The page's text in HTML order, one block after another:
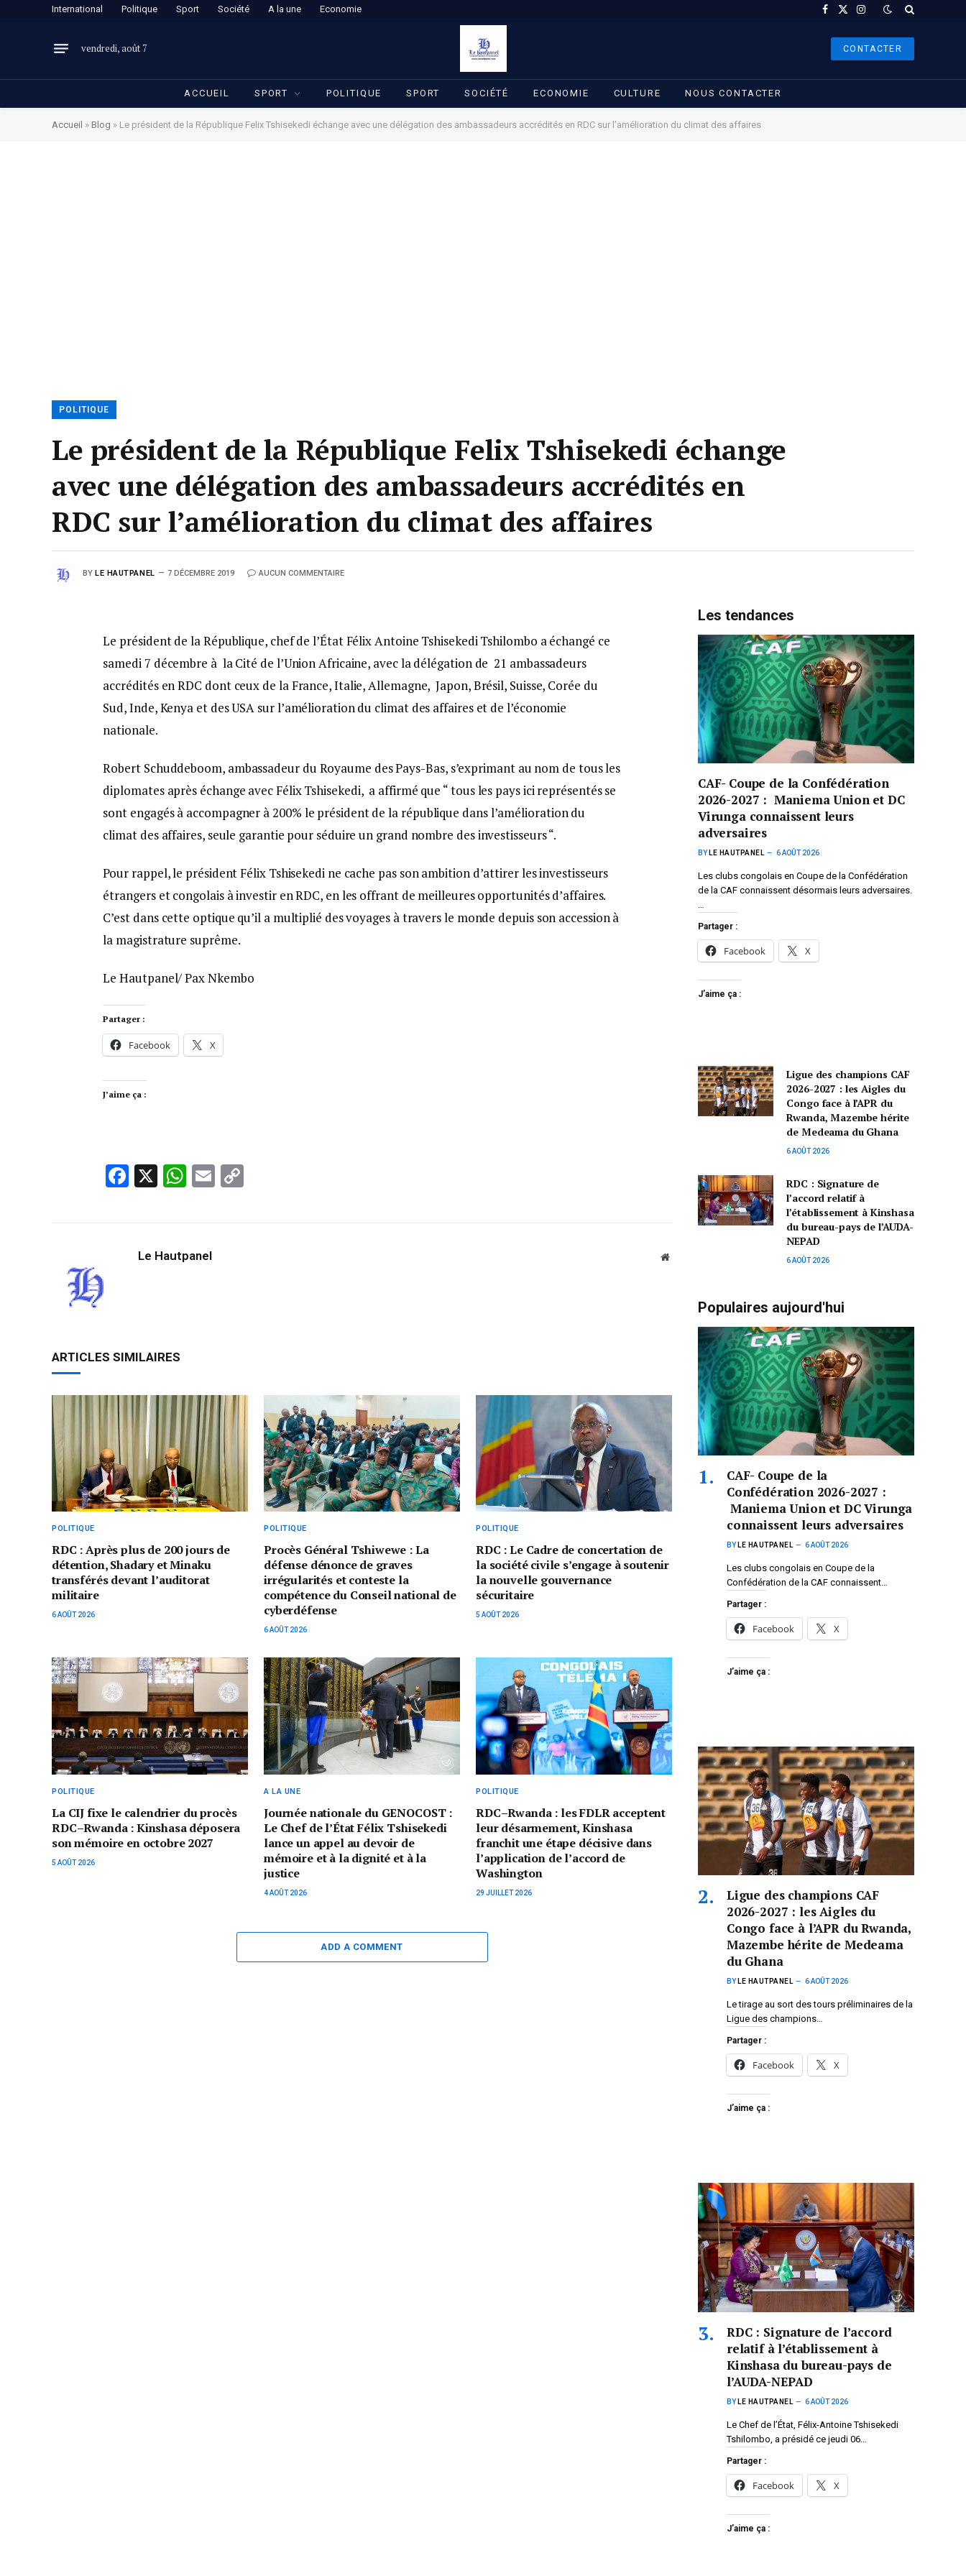
International Politique Sport Société A la une Economie Facebook
X
Instagram
vendredi, août 7 CONTACTER
ACCUEIL SPORT POLITIQUE SPORT SOCIÉTÉ ECONOMIE CULTURE NOUS CONTACTER
Accueil » Blog » Le président de la République Felix Tshisekedi échange avec une délégation des ambassadeurs accrédités en RDC sur l’amélioration du climat des affaires
POLITIQUE
Le président de la République Felix Tshisekedi échange
avec une délégation des ambassadeurs accrédités en
RDC sur l’amélioration du climat des affaires
BY LE HAUTPANEL 7 DÉCEMBRE 2019 AUCUN COMMENTAIRE
Le président de la République, chef de l’État Félix Antoine Tshisekedi Tshilombo a échangé ce
samedi 7 décembre à la Cité de l’Union Africaine, avec la délégation de 21 ambassadeurs
accrédités en RDC dont ceux de la France, Italie, Allemagne, Japon, Brésil, Suisse, Corée du
Sud, Inde, Kenya et des USA sur l’amélioration du climat des affaires et de l’économie
nationale.
Robert Schuddeboom, ambassadeur du Royaume des Pays-Bas, s’exprimant au nom de tous les
diplomates après échange avec Félix Tshisekedi, a affirmé que “ tous les pays ici représentés se
sont engagés à accompagner à 200% le président de la république dans l’amélioration du
climat des affaires, seule garantie pour séduire un grand nombre des investisseurs “.
Pour rappel, le président Félix Tshisekedi ne cache pas son ambition d’attirer les investisseurs
étrangers et congolais à investir en RDC, en les offrant de meilleures opportunités d’affaires.
C’est dans cette optique qu’il a multiplié des voyages à travers le monde depuis son accession à
la magistrature suprême.
Le Hautpanel/ Pax Nkembo
Partager :
Facebook X
J’aime ça :
Facebook
X WhatsApp
Email
Le Hautpanel Website
ARTICLES SIMILAIRES
POLITIQUE
RDC : Après plus de 200 jours de
détention, Shadary et Minaku
transférés devant l’auditorat
militaire
6 AOÛT 2026
POLITIQUE
Procès Général Tshiwewe : La
défense dénonce de graves
irrégularités et conteste la
compétence du Conseil national de
cyberdéfense
6 AOÛT 2026
POLITIQUE
RDC : Le Cadre de concertation de
la société civile s’engage à soutenir
la nouvelle gouvernance
sécuritaire
5 AOÛT 2026
POLITIQUE
La CIJ fixe le calendrier du procès
RDC–Rwanda : Kinshasa déposera
son mémoire en octobre 2027
5 AOÛT 2026
A LA UNE
Journée nationale du GENOCOST :
Le Chef de l’État Félix Tshisekedi
lance un appel au devoir de
mémoire et à la dignité et à la
justice
4 AOÛT 2026
POLITIQUE
RDC–Rwanda : les FDLR acceptent
leur désarmement, Kinshasa
franchit une étape décisive dans
l’application de l’accord de
Washington
29 JUILLET 2026
ADD A COMMENT
Les tendances
CAF- Coupe de la Confédération
2026-2027 : Maniema Union et DC
Virunga connaissent leurs
adversaires
BY LE HAUTPANEL 6 AOÛT 2026
Les clubs congolais en Coupe de la Confédération
de la CAF connaissent désormais leurs adversaires.
…
Partager :
Facebook X
J’aime ça :
Ligue des champions CAF
2026-2027 : les Aigles du
Congo face à l’APR du
Rwanda, Mazembe hérite
de Medeama du Ghana
6 AOÛT 2026
RDC : Signature de
l’accord relatif à
l’établissement à Kinshasa
du bureau-pays de l’AUDA-
NEPAD
6 AOÛT 2026
Populaires aujourd'hui
CAF- Coupe de la
Confédération 2026-2027 :
Maniema Union et DC Virunga
connaissent leurs adversaires
BY LE HAUTPANEL 6 AOÛT 2026
Les clubs congolais en Coupe de la
Confédération de la CAF connaissent…
Partager :
Facebook X
J’aime ça :
Ligue des champions CAF
2026-2027 : les Aigles du
Congo face à l’APR du Rwanda,
Mazembe hérite de Medeama
du Ghana
BY LE HAUTPANEL 6 AOÛT 2026
Le tirage au sort des tours préliminaires de la
Ligue des champions…
Partager :
Facebook X
J’aime ça :
RDC : Signature de l’accord
relatif à l’établissement à
Kinshasa du bureau-pays de
l’AUDA-NEPAD
BY LE HAUTPANEL 6 AOÛT 2026
Le Chef de l’État, Félix-Antoine Tshisekedi
Tshilombo, a présidé ce jeudi 06…
Partager :
Facebook X
J’aime ça :